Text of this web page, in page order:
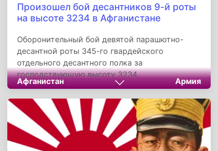
Произошел бой десантников 9-й роты
на высоте 3234 в Афганистане
Оборонительный бой девятой парашютно-
десантной роты 345-го гвардейского
отдельного десантного полка за
господствующую высоту 3234,
расположенную над дорогой в город Хост, в
зоне афгано-пакистанской границы во время
Афганской войны, произошел 7 января 1988
года. Моджахеды предприняли атаку на
высоту с целью сбить сторожевое охранение
и открыть себе доступ к дороге Гардез-Хост.
Афганистан Армия